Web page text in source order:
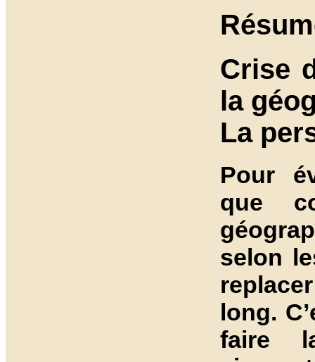
Crise
la
La
Pour
que
selon
long.
faire